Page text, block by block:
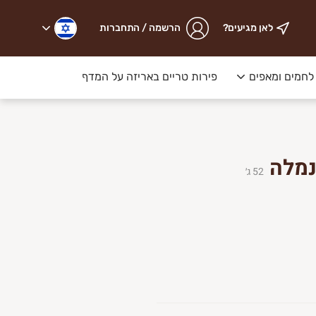
לאן מגיעים? הרשמה / התחברות
לחמים ומאפים פירות טריים באריזה על המדף
52ג׳